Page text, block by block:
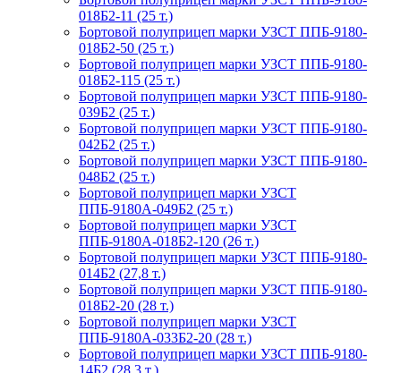
018Б2-11 (25 т.)
Бортовой полуприцеп марки УЗСТ ППБ-9180-
018Б2-50 (25 т.)
Бортовой полуприцеп марки УЗСТ ППБ-9180-
018Б2-115 (25 т.)
Бортовой полуприцеп марки УЗСТ ППБ-9180-
039Б2 (25 т.)
Бортовой полуприцеп марки УЗСТ ППБ-9180-
042Б2 (25 т.)
Бортовой полуприцеп марки УЗСТ ППБ-9180-
048Б2 (25 т.)
Бортовой полуприцеп марки УЗСТ
ППБ-9180А-049Б2 (25 т.)
Бортовой полуприцеп марки УЗСТ
ППБ-9180А-018Б2-120 (26 т.)
Бортовой полуприцеп марки УЗСТ ППБ-9180-
014Б2 (27,8 т.)
Бортовой полуприцеп марки УЗСТ ППБ-9180-
018Б2-20 (28 т.)
Бортовой полуприцеп марки УЗСТ
ППБ-9180А-033Б2-20 (28 т.)
Бортовой полуприцеп марки УЗСТ ППБ-9180-
14Б2 (28,3 т.)